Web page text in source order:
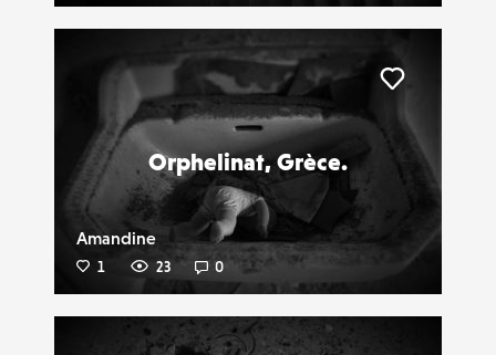
Orphelinat, Grèce.
Amandine
1 23 0